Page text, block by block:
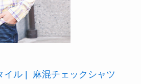
イル | 麻混チェックシャツ